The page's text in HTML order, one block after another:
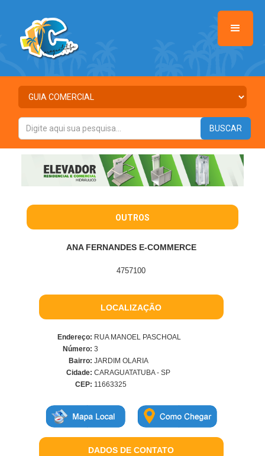
OUTROS
ANA FERNANDES E-COMMERCE
4757100
LOCALIZAÇÃO
Endereço: RUA MANOEL PASCHOAL
Número: 3
Bairro: JARDIM OLARIA
Cidade: CARAGUATATUBA - SP
CEP: 11663325
DADOS DE CONTATO